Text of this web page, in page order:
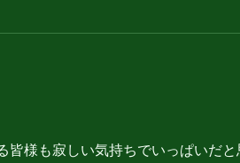
様も寂しい気持ちでいっぱいだ